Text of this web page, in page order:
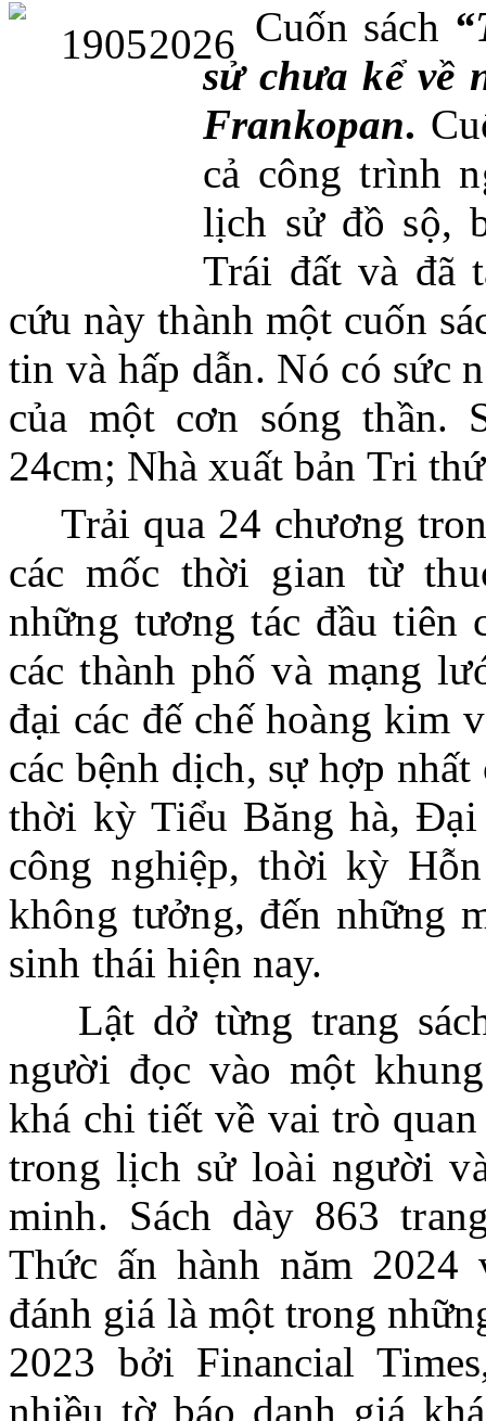
Cuốn sách
sử chưa kể về
Frankopan.
cả công trình
lịch sử đồ sộ,
Trái đất và đã
cứu này thành một cuốn
tin và hấp dẫn. Nó có sức
của một cơn sóng thần.
24cm; Nhà xuất bản Tri
Trải qua 24 chương
các mốc thời gian từ
những tương tác đầu tiên
các thành phố và mạng
đại các đế chế hoàng kim
các bệnh dịch, sự hợp
thời kỳ Tiểu Băng hà,
công nghiệp, thời kỳ
không tưởng, đến những
sinh thái hiện nay.
Lật dở từng trang
người đọc vào một
khá chi tiết về vai trò
trong lịch sử loài người
minh. Sách dày 863
Thức ấn hành năm
đánh giá là một trong
2023 bởi Financial
nhiều tờ báo danh giá